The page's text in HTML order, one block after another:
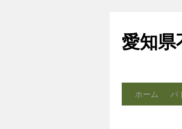
テ
ン
ス
ッ
愛知県
ホーム パ